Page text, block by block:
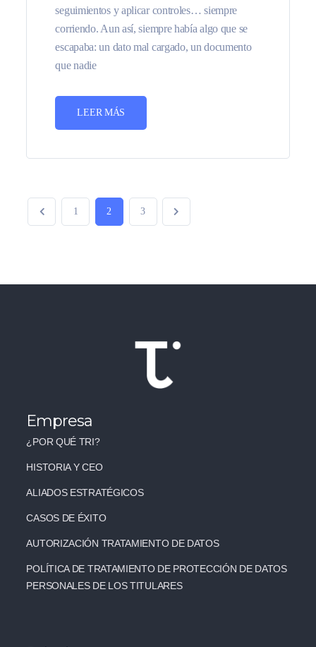
seguimientos y aplicar controles… siempre
corriendo. Aun así, siempre había algo que se
escapaba: un dato mal cargado, un documento
que nadie
LEER MÁS
1 2 3
Empresa
¿POR QUÉ TRI?
HISTORIA Y CEO
ALIADOS ESTRATÉGICOS
CASOS DE ÉXITO
AUTORIZACIÓN TRATAMIENTO DE DATOS
POLÍTICA DE TRATAMIENTO DE PROTECCIÓN DE DATOS
PERSONALES DE LOS TITULARES